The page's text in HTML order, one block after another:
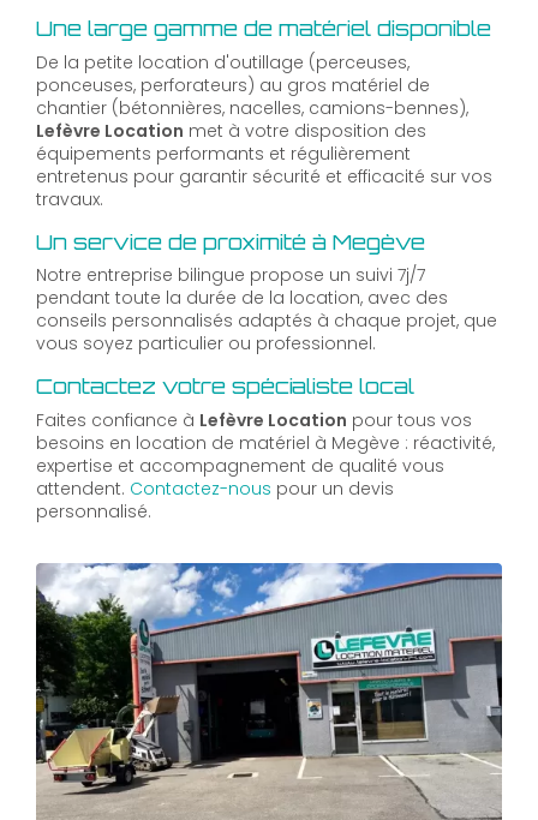
Une large gamme de matériel disponible
De la petite location d'outillage (perceuses,
ponceuses, perforateurs) au gros matériel de
chantier (bétonnières, nacelles, camions-bennes),
Lefèvre Location met à votre disposition des
équipements performants et régulièrement
entretenus pour garantir sécurité et efficacité sur vos
travaux.
Un service de proximité à Megève
Notre entreprise bilingue propose un suivi 7j/7
pendant toute la durée de la location, avec des
conseils personnalisés adaptés à chaque projet, que
vous soyez particulier ou professionnel.
Contactez votre spécialiste local
Faites confiance à Lefèvre Location pour tous vos
besoins en location de matériel à Megève : réactivité,
expertise et accompagnement de qualité vous
attendent. Contactez-nous pour un devis
personnalisé.